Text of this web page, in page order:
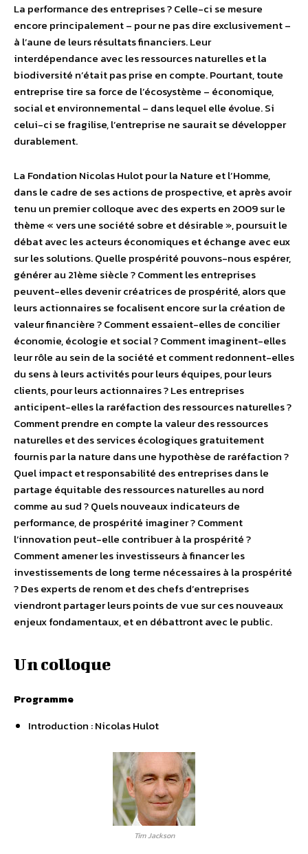
La performance des entreprises ? Celle-ci se mesure
encore principalement – pour ne pas dire exclusivement –
à l’aune de leurs résultats financiers. Leur
interdépendance avec les ressources naturelles et la
biodiversité n’était pas prise en compte. Pourtant, toute
entreprise tire sa force de l’écosystème – économique,
social et environnemental – dans lequel elle évolue. Si
celui-ci se fragilise, l’entreprise ne saurait se développer
durablement.
La Fondation Nicolas Hulot pour la Nature et l’Homme,
dans le cadre de ses actions de prospective, et après avoir
tenu un premier colloque avec des experts en 2009 sur le
thème « vers une société sobre et désirable », poursuit le
débat avec les acteurs économiques et échange avec eux
sur les solutions. Quelle prospérité pouvons-nous espérer,
générer au 21ème siècle ? Comment les entreprises
peuvent-elles devenir créatrices de prospérité, alors que
leurs actionnaires se focalisent encore sur la création de
valeur financière ? Comment essaient-elles de concilier
économie, écologie et social ? Comment imaginent-elles
leur rôle au sein de la société et comment redonnent-elles
du sens à leurs activités pour leurs équipes, pour leurs
clients, pour leurs actionnaires ? Les entreprises
anticipent-elles la raréfaction des ressources naturelles ?
Comment prendre en compte la valeur des ressources
naturelles et des services écologiques gratuitement
fournis par la nature dans une hypothèse de raréfaction ?
Quel impact et responsabilité des entreprises dans le
partage équitable des ressources naturelles au nord
comme au sud ? Quels nouveaux indicateurs de
performance, de prospérité imaginer ? Comment
l’innovation peut-elle contribuer à la prospérité ?
Comment amener les investisseurs à financer les
investissements de long terme nécessaires à la prospérité
? Des experts de renom et des chefs d’entreprises
viendront partager leurs points de vue sur ces nouveaux
enjeux fondamentaux, et en débattront avec le public.
Un colloque
Programme
Introduction : Nicolas Hulot
Tim Jackson